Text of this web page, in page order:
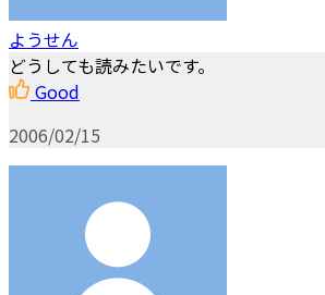
ようせん
どうしても読みたいです。
Good
2006/02/15